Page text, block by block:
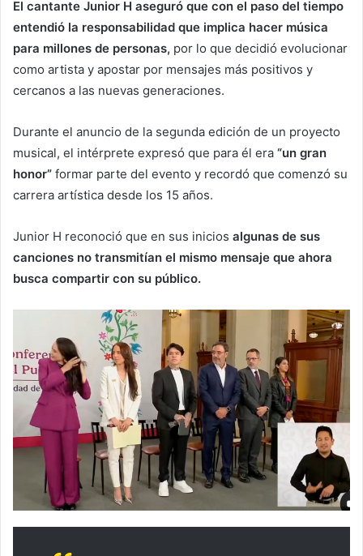
El cantante Junior H aseguró que con el paso del tiempo
entendió la responsabilidad que implica hacer música
para millones de personas, por lo que decidió evolucionar
como artista y apostar por mensajes más positivos y
cercanos a las nuevas generaciones.
Durante el anuncio de la segunda edición de un proyecto
musical, el intérprete expresó que para él era “un gran
honor” formar parte del evento y recordó que comenzó su
carrera artística desde los 15 años.
Junior H reconoció que en sus inicios algunas de sus
canciones no transmitían el mismo mensaje que ahora
busca compartir con su público.